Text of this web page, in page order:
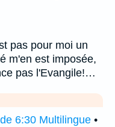
pas pour moi un
m'en est imposée,
pas l'Evangile!…
6:30 Multilingue •